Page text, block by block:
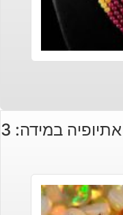
אופל אש מלוטש לשיבוץ – אתיופיה במידה: 3